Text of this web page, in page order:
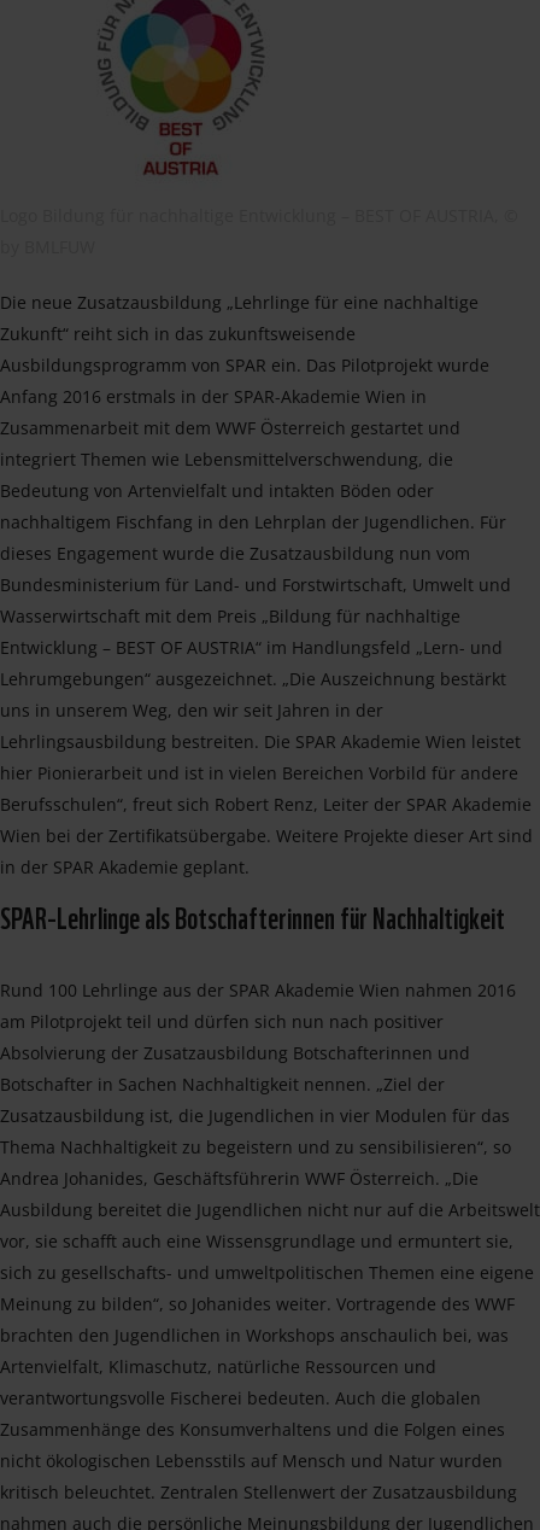
Die neue Zusatzausbildung „Lehrlinge für eine nachhaltige
Zukunft“ reiht sich in das zukunftsweisende
Ausbildungsprogramm von SPAR ein. Das Pilotprojekt wurde
Anfang 2016 erstmals in der SPAR-Akademie Wien in
Zusammenarbeit mit dem WWF Österreich gestartet und
integriert Themen wie Lebensmittelverschwendung, die
Bedeutung von Artenvielfalt und intakten Böden oder
nachhaltigem Fischfang in den Lehrplan der Jugendlichen. Für
dieses Engagement wurde die Zusatzausbildung nun vom
Bundesministerium für Land- und Forstwirtschaft, Umwelt und
Wasserwirtschaft mit dem Preis „Bildung für nachhaltige
Entwicklung – BEST OF AUSTRIA“ im Handlungsfeld „Lern- und
Lehrumgebungen“ ausgezeichnet. „Die Auszeichnung bestärkt
uns in unserem Weg, den wir seit Jahren in der
Lehrlingsausbildung bestreiten. Die SPAR Akademie Wien leistet
hier Pionierarbeit und ist in vielen Bereichen Vorbild für andere
Berufsschulen“, freut sich Robert Renz, Leiter der SPAR Akademie
Wien bei der Zertifikatsübergabe. Weitere Projekte dieser Art sind
in der SPAR Akademie geplant.
SPAR-Lehrlinge als Botschafterinnen für Nachhaltigkeit
Rund 100 Lehrlinge aus der SPAR Akademie Wien nahmen 2016
am Pilotprojekt teil und dürfen sich nun nach positiver
Absolvierung der Zusatzausbildung Botschafterinnen und
Botschafter in Sachen Nachhaltigkeit nennen. „Ziel der
Zusatzausbildung ist, die Jugendlichen in vier Modulen für das
Thema Nachhaltigkeit zu begeistern und zu sensibilisieren“, so
Andrea Johanides, Geschäftsführerin WWF Österreich. „Die
Ausbildung bereitet die Jugendlichen nicht nur auf die Arbeitswelt
vor, sie schafft auch eine Wissensgrundlage und ermuntert sie,
sich zu gesellschafts- und umweltpolitischen Themen eine eigene
Meinung zu bilden“, so Johanides weiter. Vortragende des WWF
brachten den Jugendlichen in Workshops anschaulich bei, was
Artenvielfalt, Klimaschutz, natürliche Ressourcen und
verantwortungsvolle Fischerei bedeuten. Auch die globalen
Zusammenhänge des Konsumverhaltens und die Folgen eines
nicht ökologischen Lebensstils auf Mensch und Natur wurden
kritisch beleuchtet. Zentralen Stellenwert der Zusatzausbildung
nahmen auch die persönliche Meinungsbildung der Jugendlichen